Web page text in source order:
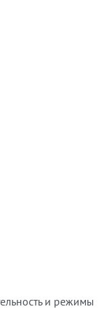
и режимы